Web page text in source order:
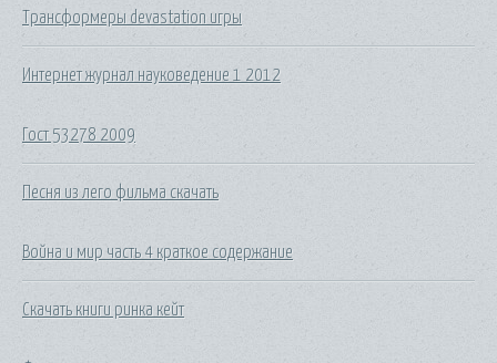
Трансформеры devastation игры
Интернет журнал науковедение 1 2012
Гост 53278 2009
Песня из лего фильма скачать
Война и мир часть 4 краткое содержание
Скачать книги ринка кейт